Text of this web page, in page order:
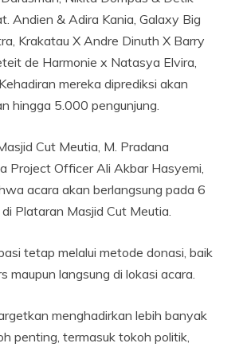
Andien & Adira Kania, Galaxy Big
Krakatau X Andre Dinuth X Barry
de Harmonie x Natasya Elvira,
mereka diprediksi akan
hingga 5.000 pengunjung.
Cut Meutia, M. Pradana
Project Officer Ali Akbar Hasyemi,
acara akan berlangsung pada 6
Plataran Masjid Cut Meutia.
tetap melalui metode donasi, baik
maupun langsung di lokasi acara.
menghadirkan lebih banyak
penting, termasuk tokoh politik,